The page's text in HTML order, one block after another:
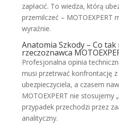
zapłacić. To wiedza, którą
przemilczeć – MOTOEXPERT
wyraźnie.
Anatomia Szkody – Co
rzeczoznawca
Profesjonalna opinia
musi przetrwać konfrontację
ubezpieczyciela, a czasem
MOTOEXPERT nie stosujemy
przypadek przechodzi przez
analityczny.